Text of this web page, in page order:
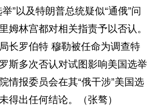
”以及特朗普总统疑似“通俄”问
姆林宫都对相关指责予以否认。
长罗伯特 穆勒被任命为调查特
斯多次否认对试图影响美国选举
情报委员会在其“俄干涉”美国选
得出任何结论。（张骜）